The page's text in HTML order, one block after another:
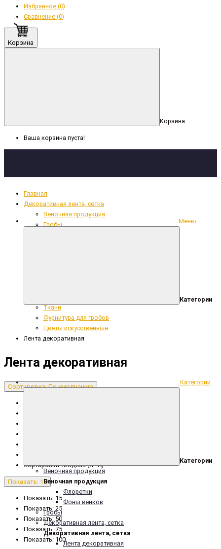
Избранное (0)
Сравнение (0)
Корзина
Корзина
Ваша корзина пуста!
Меню
Категории
Категории
Категории
Веночная продукция
Веночная продукция
Флоретки
Фоны венков
Гробы
Декоративная лента, сетка
Декоративная лента, сетка
Лента декоративная
Главная
Декоративная лента, сетка
Веночная продукция
Гробы
Ткани
Фурнитура для гробов
Цветы искусственные
Лента декоративная
Лента декоративная
Сортировка: По умолчанию
Сортировка: Модель (Я - А)
Показать: 15
Показать: 15
Показать: 25
Показать: 50
Показать: 75
Показать: 100